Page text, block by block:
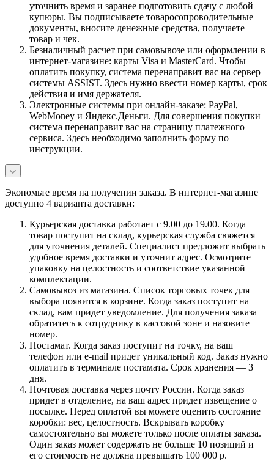
уточнить время и заранее подготовить сдачу с любой
купюры. Вы подписываете товаросопроводительные
документы, вносите денежные средства, получаете
товар и чек.
Безналичный расчет при самовывозе или оформлении в
интернет-магазине: карты Visa и MasterCard. Чтобы
оплатить покупку, система перенаправит вас на сервер
системы ASSIST. Здесь нужно ввести номер карты, срок
действия и имя держателя.
Электронные системы при онлайн-заказе: PayPal,
WebMoney и Яндекс.Деньги. Для совершения покупки
система перенаправит вас на страницу платежного
сервиса. Здесь необходимо заполнить форму по
инструкции.
Экономьте время на получении заказа. В интернет-магазине
доступно 4 варианта доставки:
Курьерская доставка работает с 9.00 до 19.00. Когда
товар поступит на склад, курьерская служба свяжется
для уточнения деталей. Специалист предложит выбрать
удобное время доставки и уточнит адрес. Осмотрите
упаковку на целостность и соответствие указанной
комплектации.
Самовывоз из магазина. Список торговых точек для
выбора появится в корзине. Когда заказ поступит на
склад, вам придет уведомление. Для получения заказа
обратитесь к сотруднику в кассовой зоне и назовите
номер.
Постамат. Когда заказ поступит на точку, на ваш
телефон или e-mail придет уникальный код. Заказ нужно
оплатить в терминале постамата. Срок хранения — 3
дня.
Почтовая доставка через почту России. Когда заказ
придет в отделение, на ваш адрес придет извещение о
посылке. Перед оплатой вы можете оценить состояние
коробки: вес, целостность. Вскрывать коробку
самостоятельно вы можете только после оплаты заказа.
Один заказ может содержать не больше 10 позиций и
его стоимость не должна превышать 100 000 р.